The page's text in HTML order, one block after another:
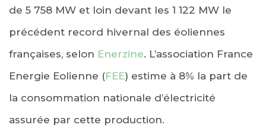
de 5 758 MW et loin devant les 1 122 MW le
précédent record hivernal des éoliennes
françaises, selon Enerzine. L’association France
Energie Eolienne (FEE) estime à 8% la part de
la consommation nationale d’électricité
assurée par cette production.